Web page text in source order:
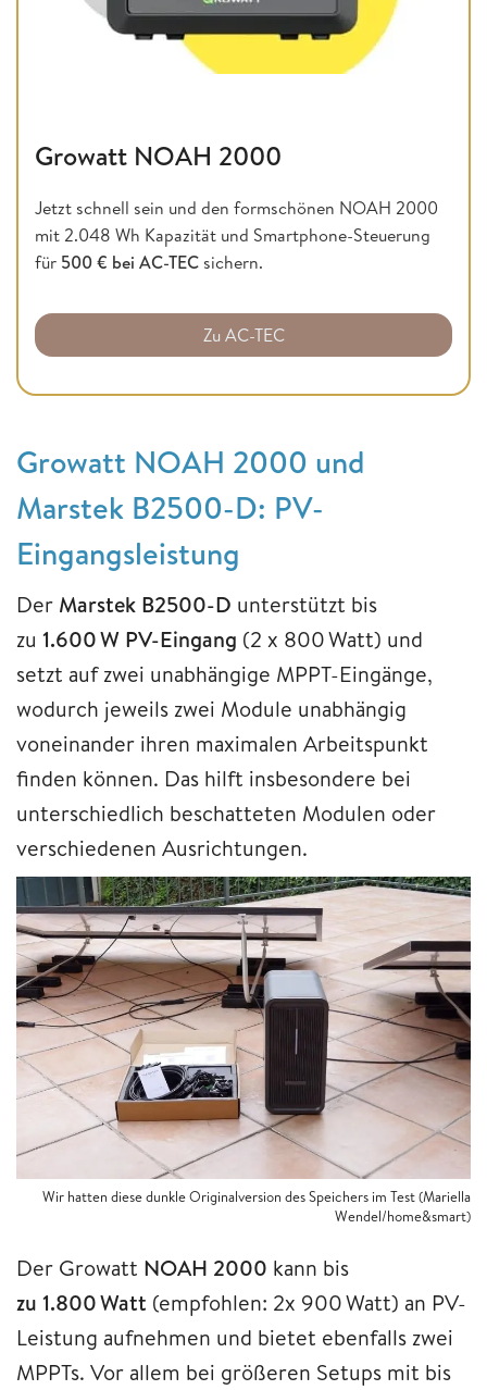
Growatt NOAH 2000
Jetzt schnell sein und den formschönen NOAH 2000
mit 2.048 Wh Kapazität und Smartphone-Steuerung
für 500 € bei AC-TEC sichern.
Zu AC-TEC
Growatt NOAH 2000 und
Marstek B2500-D: PV-
Eingangsleistung
Der Marstek B2500-D unterstützt bis
zu 1.600 W PV-Eingang (2 x 800 Watt) und
setzt auf zwei unabhängige MPPT-Eingänge,
wodurch jeweils zwei Module unabhängig
voneinander ihren maximalen Arbeitspunkt
finden können. Das hilft insbesondere bei
unterschiedlich beschatteten Modulen oder
verschiedenen Ausrichtungen.
Wir hatten diese dunkle Originalversion des Speichers im Test (Mariella
Wendel/home&smart)
Der Growatt NOAH 2000 kann bis
zu 1.800 Watt (empfohlen: 2x 900 Watt) an PV-
Leistung aufnehmen und bietet ebenfalls zwei
MPPTs. Vor allem bei größeren Setups mit bis